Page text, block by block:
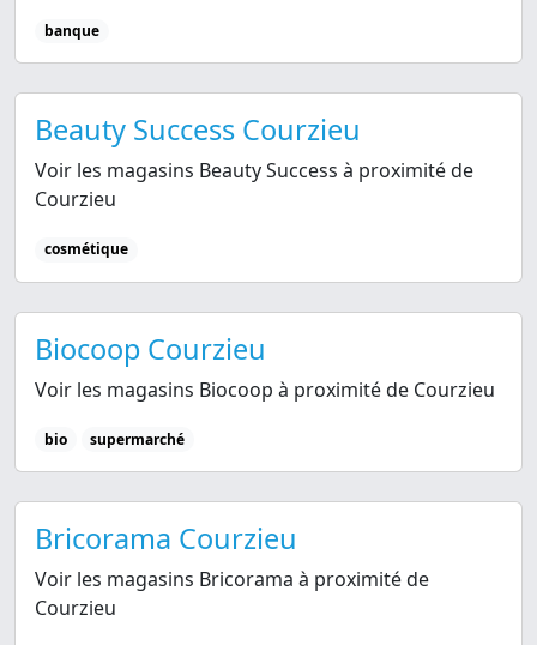
banque
Beauty Success Courzieu
Voir les magasins Beauty Success à proximité de
Courzieu
cosmétique
Biocoop Courzieu
Voir les magasins Biocoop à proximité de Courzieu
bio supermarché
Bricorama Courzieu
Voir les magasins Bricorama à proximité de
Courzieu